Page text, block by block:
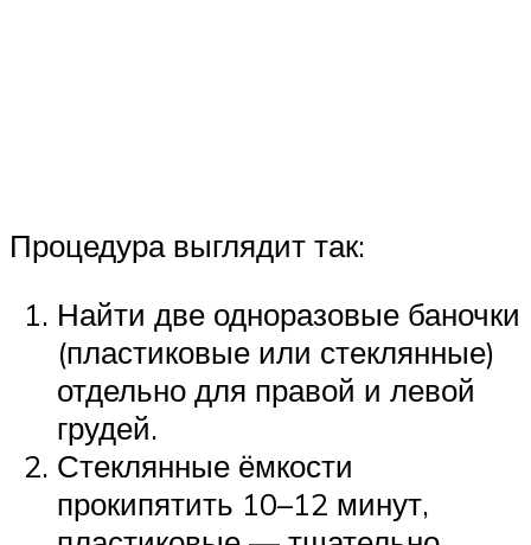
Процедура выглядит так:
Найти две одноразовые баночки
(пластиковые или стеклянные)
отдельно для правой и левой
грудей.
Стеклянные ёмкости
прокипятить 10–12 минут,